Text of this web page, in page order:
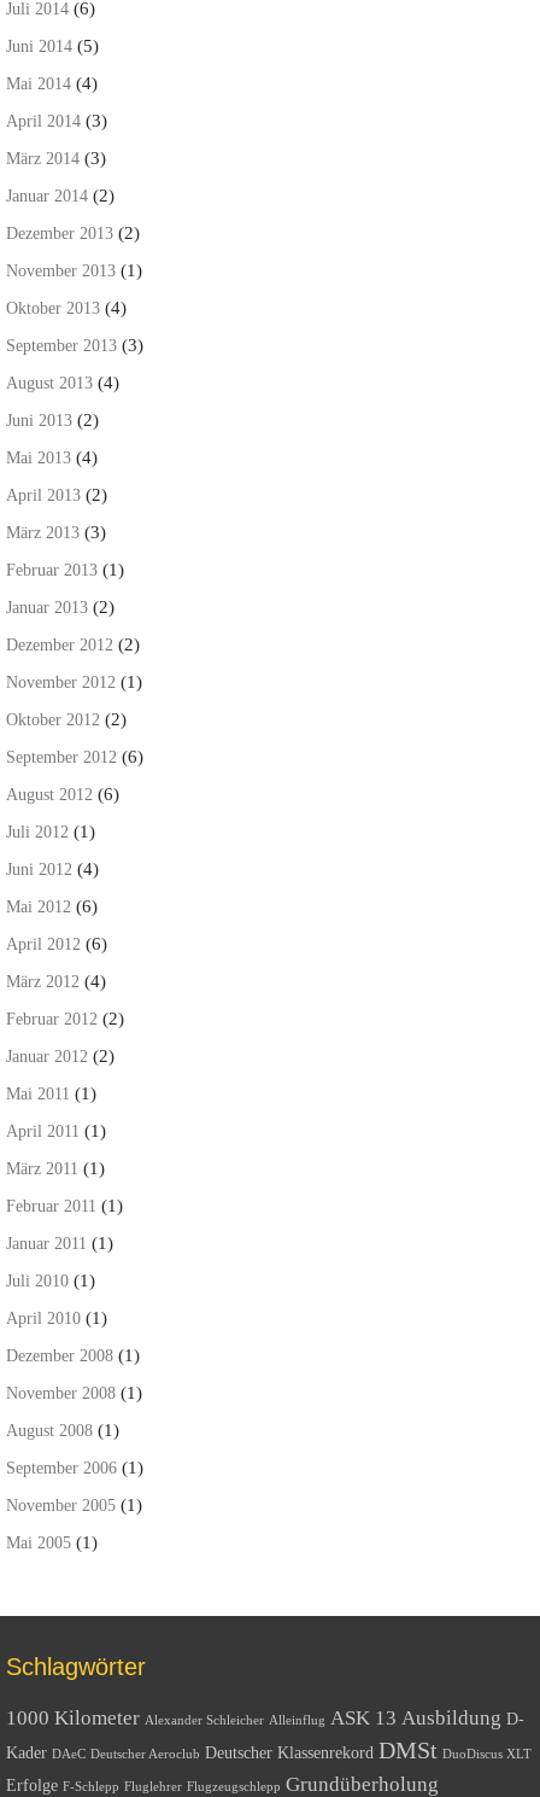
Juli 2014 (6)
Juni 2014 (5)
Mai 2014 (4)
April 2014 (3)
März 2014 (3)
Januar 2014 (2)
Dezember 2013 (2)
November 2013 (1)
Oktober 2013 (4)
September 2013 (3)
August 2013 (4)
Juni 2013 (2)
Mai 2013 (4)
April 2013 (2)
März 2013 (3)
Februar 2013 (1)
Januar 2013 (2)
Dezember 2012 (2)
November 2012 (1)
Oktober 2012 (2)
September 2012 (6)
August 2012 (6)
Juli 2012 (1)
Juni 2012 (4)
Mai 2012 (6)
April 2012 (6)
März 2012 (4)
Februar 2012 (2)
Januar 2012 (2)
Mai 2011 (1)
April 2011 (1)
März 2011 (1)
Februar 2011 (1)
Januar 2011 (1)
Juli 2010 (1)
April 2010 (1)
Dezember 2008 (1)
November 2008 (1)
August 2008 (1)
September 2006 (1)
November 2005 (1)
Mai 2005 (1)
Schlagwörter
1000 Kilometer Alexander Schleicher Alleinflug ASK 13 Ausbildung D-
Kader DAeC Deutscher Aeroclub Deutscher Klassenrekord DMSt DuoDiscus XLT
Erfolge F-Schlepp Fluglehrer Flugzeugschlepp Grundüberholung